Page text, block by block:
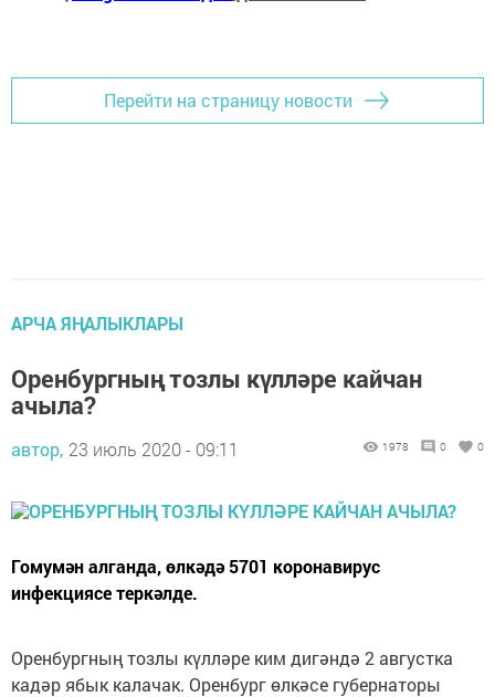
Перейти на страницу новости
АРЧА ЯҢАЛЫКЛАРЫ
Оренбургның тозлы күлләре кайчан
ачыла?
автор, 23 июль 2020 - 09:11 1978 0 0
Гомумән алганда, өлкәдә 5701 коронавирус
инфекциясе теркәлде.
Оренбургның тозлы күлләре ким дигәндә 2 августка
кадәр ябык калачак. Оренбург өлкәсе губернаторы